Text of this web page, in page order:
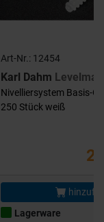
Art-Nr.: 12454
Karl Dahm Levelmac
Nivelliersystem Basis-
250 Stück weiß
Lagerware